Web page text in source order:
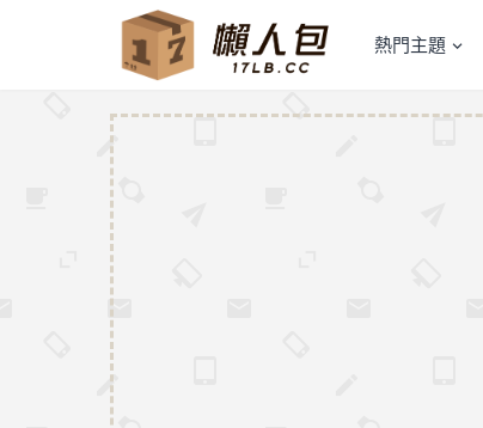
熱門主題